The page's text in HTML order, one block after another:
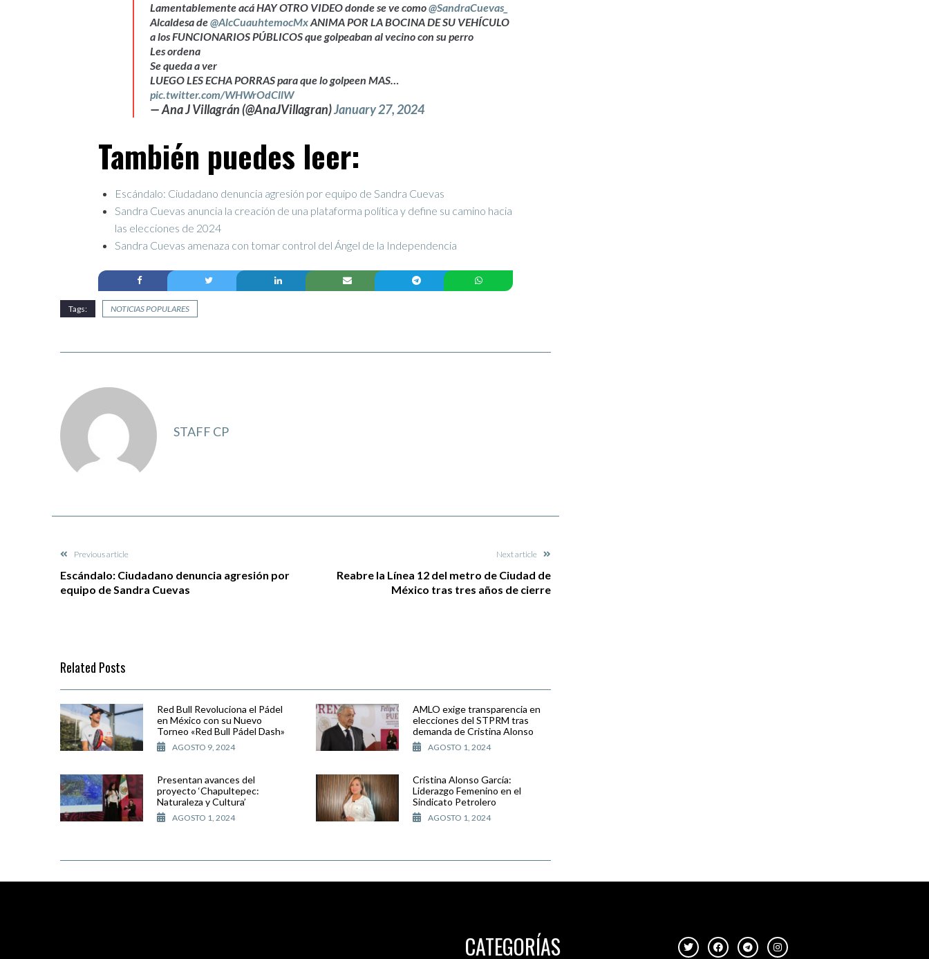
Lamentablemente acá HAY OTRO VIDEO donde se ve como@SandraCuevas_
Alcaldesa de@AlcCuauhtemocMxANIMA POR LA BOCINA DE SU VEHÍCULO
a los FUNCIONARIOS PÚBLICOS que golpeaban al vecino con su perro
Les ordena
Se queda a ver
LUEGO LES ECHA PORRAS para que lo golpeen MAS…
pic.twitter.com/WHWrOdCllW
— Ana J Villagrán (@AnaJVillagran)January 27, 2024
También puedes leer:
Escándalo: Ciudadano denuncia agresión por equipo de Sandra Cuevas
Sandra Cuevas anuncia la creación de una plataforma política y define su camino hacia
las elecciones de 2024
Sandra Cuevas amenaza con tomar control del Ángel de la Independencia
Tags: NOTICIAS POPULARES
STAFF CP
Previous article
Escándalo: Ciudadano denuncia agresión por
equipo de Sandra Cuevas
Next article
Reabre la Línea 12 del metro de Ciudad de
México tras tres años de cierre
Related Posts
Red Bull Revoluciona el Pádel
en México con su Nuevo
Torneo «Red Bull Pádel Dash»
AGOSTO 9, 2024
AMLO exige transparencia en
elecciones del STPRM tras
demanda de Cristina Alonso
AGOSTO 1, 2024
Presentan avances del
proyecto ‘Chapultepec:
Naturaleza y Cultura’
AGOSTO 1, 2024
Cristina Alonso García:
Liderazgo Femenino en el
Sindicato Petrolero
AGOSTO 1, 2024
CATEGORÍAS